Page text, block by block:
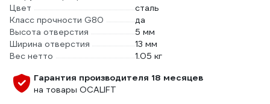
Цвет
сталь
Класс прочности G80
да
Высота отверстия
5 мм
Ширина отверстия
13 мм
Вес нетто
1.05 кг
Гарантия производителя 18 месяцев
на товары OCALIFT